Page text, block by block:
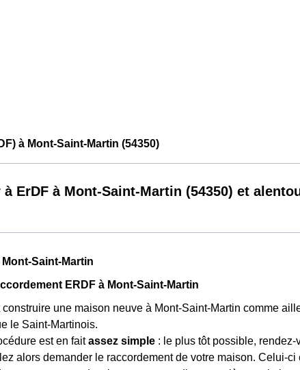
à Mont-Saint-Martin (54350)
à ErDF à Mont-Saint-Martin (54350) et
Saint-Martin
ERDF à Mont-Saint-Martin
construire une maison neuve à Mont-Saint-Martin comme
le Saint-Martinois.
est en faitassez simple : le plus tôt possible,
alors demander le raccordement de votre maison. Celui-ci